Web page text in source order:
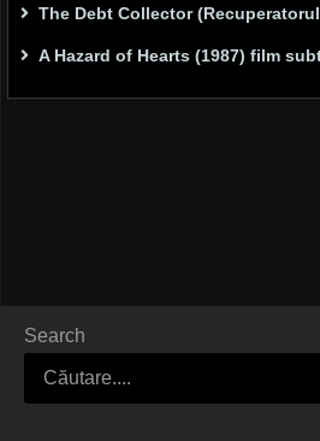
The Debt Collector
A Hazard of Hearts (1987) film
Search